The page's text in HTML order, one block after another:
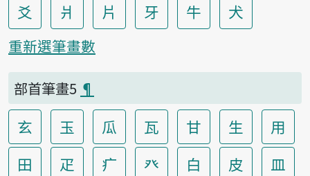
爻
爿 片 牙 牛 犬
重新選筆畫數
部首筆畫5 ¶
玄 玉 瓜 瓦 甘 生
用
田
疋 疒 癶 白 皮
皿